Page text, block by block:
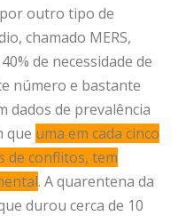
outro tipo de
chamado MERS,
de necessidade de
número e bastante
dados de prevalência
que uma em cada cinco
de conflitos, tem
. A quarentena da
durou cerca de 10